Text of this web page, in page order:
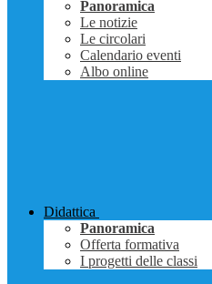
Panoramica
Le notizie
Le circolari
Calendario eventi
Albo online
Didattica
Panoramica
Offerta formativa
I progetti delle classi